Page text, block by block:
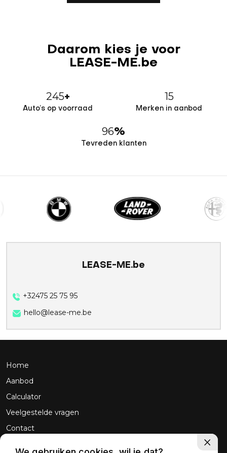
Daarom kies je voor
LEASE-ME.be
245+
Auto’s op voorraad
15
Merken in aanbod
96%
Tevreden klanten
LEASE-ME.be
+32475 25 75 95
hello@lease-me.be
Home
Aanbod
Calculator
Veelgestelde vragen
Contact